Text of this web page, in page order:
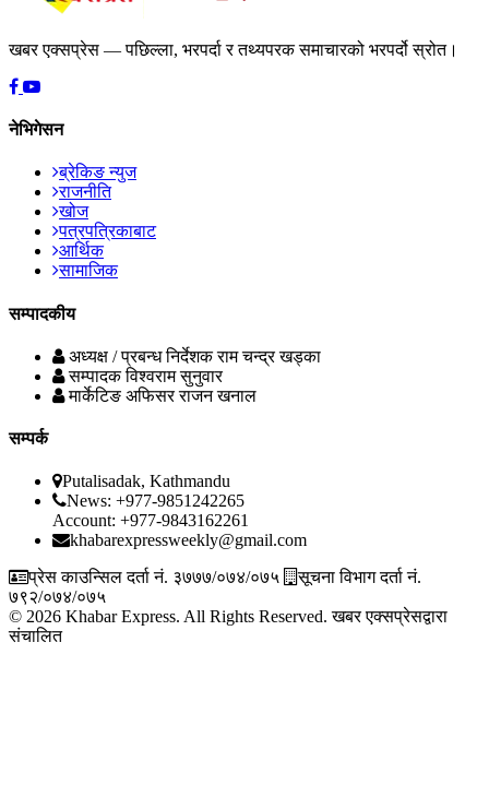
खबर एक्सप्रेस — पछिल्ला, भरपर्दा र तथ्यपरक समाचारको भरपर्दो स्रोत।
नेभिगेसन
ब्रेकिङ न्युज
राजनीति
खोज
पत्रपत्रिकाबाट
आर्थिक
सामाजिक
सम्पादकीय
अध्यक्ष / प्रबन्ध निर्देशक राम चन्द्र खड्का
सम्पादक विश्वराम सुनुवार
मार्केटिङ अफिसर राजन खनाल
सम्पर्क
Putalisadak, Kathmandu
News: +977-9851242265
Account: +977-9843162261
khabarexpressweekly@gmail.com
प्रेस काउन्सिल दर्ता नं. ३७७७/०७४/०७५
सूचना विभाग दर्ता नं.
७९२/०७४/०७५
© 2026 Khabar Express. All Rights Reserved. खबर एक्सप्रेसद्वारा
संचालित